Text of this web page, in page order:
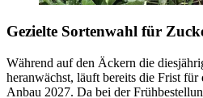
Gezielte Sortenwahl für
Während auf den Äckern die
heranwächst, läuft bereits die Frist für
Anbau 2027. Da bei der